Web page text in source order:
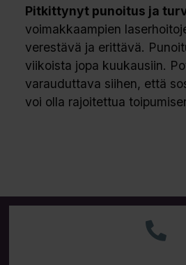
Pitkittynyt punoitus ja
voimakkaampien
verestävä ja erittävä.
viikoista jopa kuukausiin.
varauduttava siihen, että
voi olla rajoitettua